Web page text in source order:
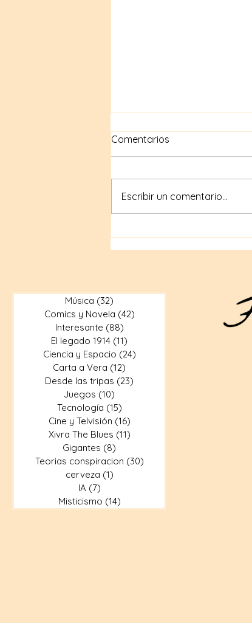
Tiendas en línea para
Comentarios
Escribir un comentario...
Música (32)
Comics y Novela (42)
Interesante (88)
El legado 1914 (11)
Ciencia y Espacio (24)
Carta a Vera (12)
Desde las tripas (23)
Juegos (10)
Tecnología (15)
Cine y Telvisión (16)
Xivra The Blues (11)
Gigantes (8)
Teorias conspiracion (30)
cerveza (1)
IA (7)
Misticismo (14)